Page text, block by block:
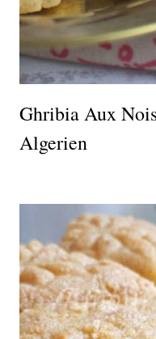
Ghribia Aux
Algerien